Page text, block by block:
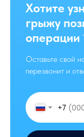
Хотите
грыжу
операции
Оставьте свой
перезвонит и
+7